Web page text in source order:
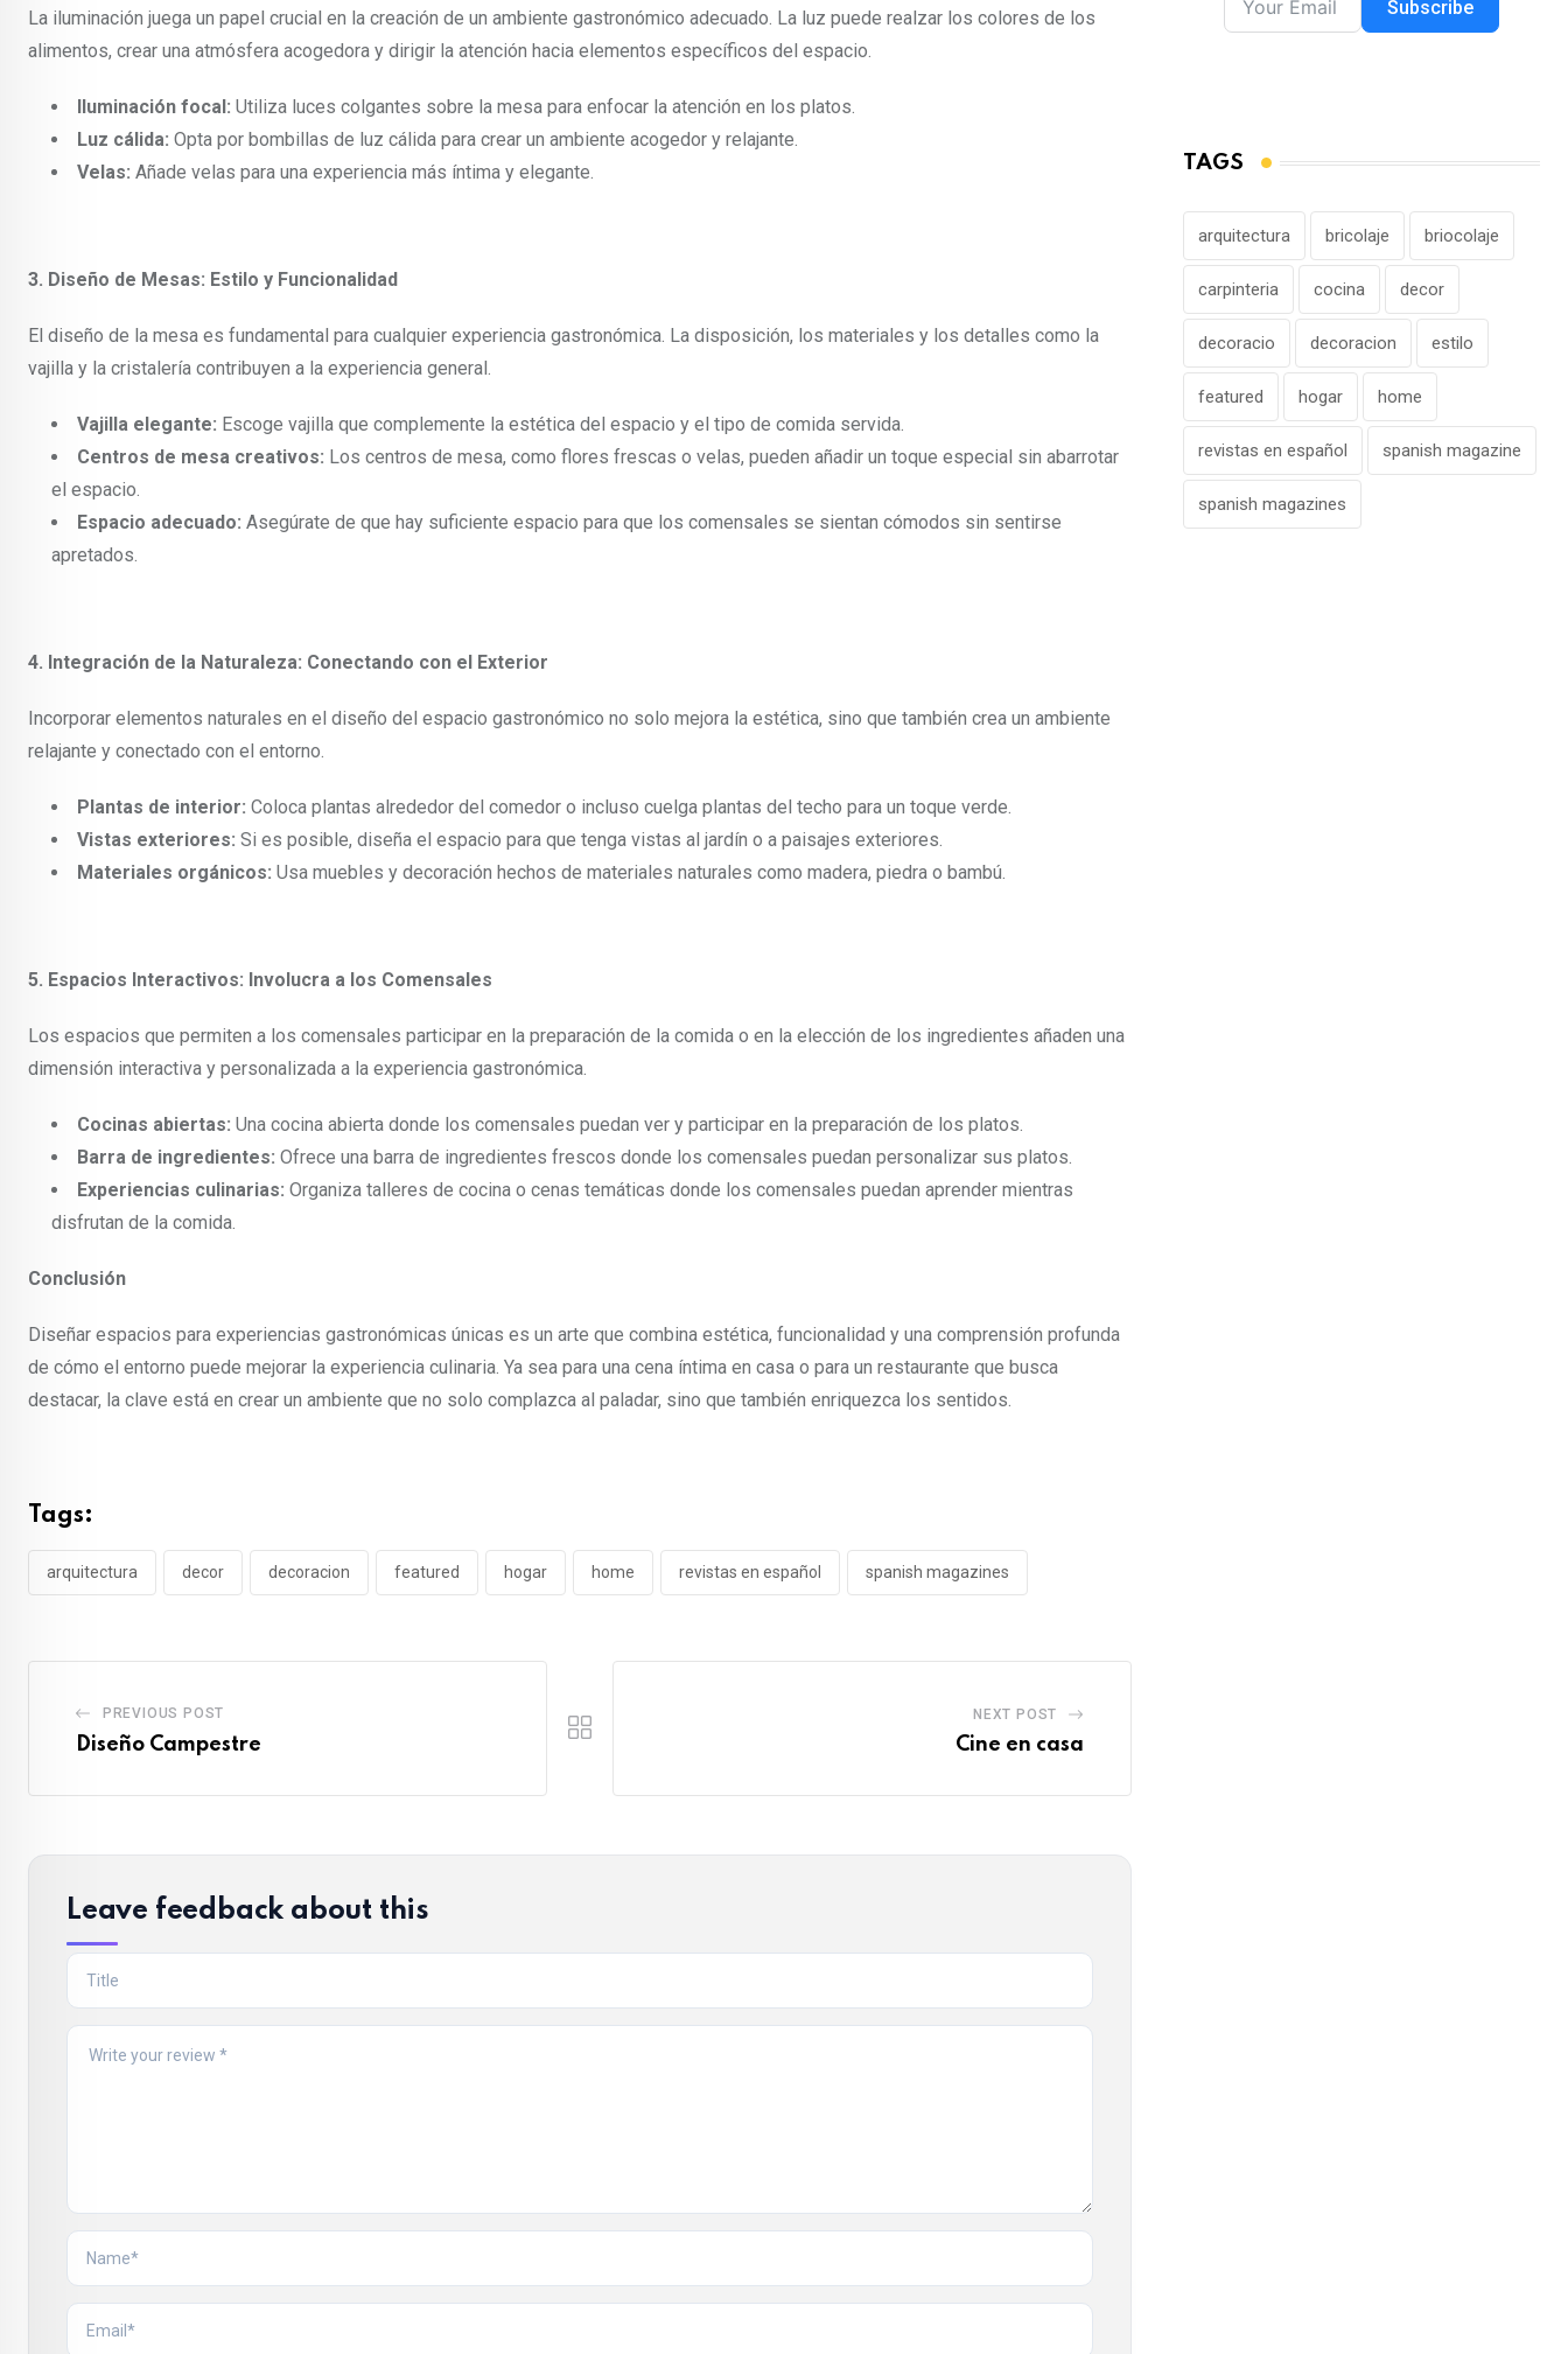
La iluminación juega un papel crucial en la creación de un ambiente gastronómico adecuado. La luz puede realzar los colores de los
alimentos, crear una atmósfera acogedora y dirigir la atención hacia elementos específicos del espacio.
Iluminación focal: Utiliza luces colgantes sobre la mesa para enfocar la atención en los platos.
Luz cálida: Opta por bombillas de luz cálida para crear un ambiente acogedor y relajante.
Velas: Añade velas para una experiencia más íntima y elegante.
3. Diseño de Mesas: Estilo y Funcionalidad
El diseño de la mesa es fundamental para cualquier experiencia gastronómica. La disposición, los materiales y los detalles como la
vajilla y la cristalería contribuyen a la experiencia general.
Vajilla elegante: Escoge vajilla que complemente la estética del espacio y el tipo de comida servida.
Centros de mesa creativos: Los centros de mesa, como flores frescas o velas, pueden añadir un toque especial sin abarrotar
el espacio.
Espacio adecuado: Asegúrate de que hay suficiente espacio para que los comensales se sientan cómodos sin sentirse
apretados.
4. Integración de la Naturaleza: Conectando con el Exterior
Incorporar elementos naturales en el diseño del espacio gastronómico no solo mejora la estética, sino que también crea un ambiente
relajante y conectado con el entorno.
Plantas de interior: Coloca plantas alrededor del comedor o incluso cuelga plantas del techo para un toque verde.
Vistas exteriores: Si es posible, diseña el espacio para que tenga vistas al jardín o a paisajes exteriores.
Materiales orgánicos: Usa muebles y decoración hechos de materiales naturales como madera, piedra o bambú.
5. Espacios Interactivos: Involucra a los Comensales
Los espacios que permiten a los comensales participar en la preparación de la comida o en la elección de los ingredientes añaden una
dimensión interactiva y personalizada a la experiencia gastronómica.
Cocinas abiertas: Una cocina abierta donde los comensales puedan ver y participar en la preparación de los platos.
Barra de ingredientes: Ofrece una barra de ingredientes frescos donde los comensales puedan personalizar sus platos.
Experiencias culinarias: Organiza talleres de cocina o cenas temáticas donde los comensales puedan aprender mientras
disfrutan de la comida.
Conclusión
Diseñar espacios para experiencias gastronómicas únicas es un arte que combina estética, funcionalidad y una comprensión profunda
de cómo el entorno puede mejorar la experiencia culinaria. Ya sea para una cena íntima en casa o para un restaurante que busca
destacar, la clave está en crear un ambiente que no solo complazca al paladar, sino que también enriquezca los sentidos.
Tags:
arquitectura decor decoracion featured hogar home revistas en español spanish magazines
PREVIOUS POST
Diseño Campestre
NEXT POST
Cine en casa
Leave feedback about this
Subscribe
TAGS
arquitectura bricolaje briocolaje
carpinteria cocina decor
decoracio decoracion estilo
featured hogar home
revistas en español spanish magazine
spanish magazines